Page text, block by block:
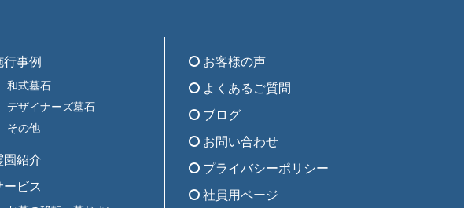
行事例
和式墓石
デザイナーズ墓石
その他
園紹介
ービス
お客様の声
よくあるご質問
ブログ
お問い合わせ
プライバシーポリシー
社員用ページ